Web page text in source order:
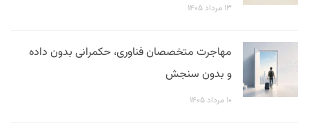
۱۳ مرداد ۱۴۰۵
مهاجرت متخصصان فناوری، حکمرانی بدون داده
و بدون سنجش
۱۰ مرداد ۱۴۰۵